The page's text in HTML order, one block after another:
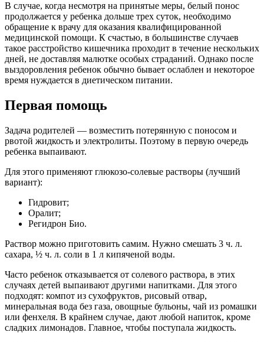
В случае, когда несмотря на принятые меры, белый понос
продолжается у ребенка дольше трех суток, необходимо
обращение к врачу для оказания квалифицированной
медицинской помощи. К счастью, в большинстве случаев
такое расстройство кишечника проходит в течение нескольких
дней, не доставляя малютке особых страданий. Однако после
выздоровления ребенок обычно бывает ослаблен и некоторое
время нуждается в диетическом питании.
Первая помощь
Задача родителей — возместить потерянную с поносом и
рвотой жидкость и электролиты. Поэтому в первую очередь
ребенка выпаивают.
Для этого применяют глюкозо-солевые растворы (лучший
вариант):
Гидровит;
Оралит;
Регидрон Био.
Раствор можно приготовить самим. Нужно смешать 3 ч. л.
сахара, ½ ч. л. соли в 1 л кипяченой воды.
Часто ребенок отказывается от солевого раствора, в этих
случаях детей выпаивают другими напитками. Для этого
подходят: компот из сухофруктов, рисовый отвар,
минеральная вода без газа, овощные бульоны, чай из ромашки
или фенхеля. В крайнем случае, дают любой напиток, кроме
сладких лимонадов. Главное, чтобы поступала жидкость.